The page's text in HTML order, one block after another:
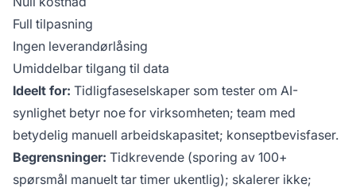
Full tilpasning
Ingen leverandørlåsing
Umiddelbar tilgang til data
Ideelt for: Tidligfaseselskaper som tester om AI-
synlighet betyr noe for virksomheten; team med
betydelig manuell arbeidskapasitet; konseptbevisfaser.
Begrensninger: Tidkrevende (sporing av 100+
spørsmål manuelt tar timer ukentlig); skalerer ikke;